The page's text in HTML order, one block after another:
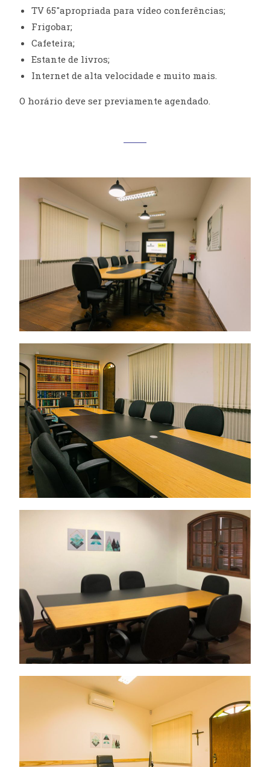
TV 65″apropriada para vídeo conferências;
Frigobar;
Cafeteira;
Estante de livros;
Internet de alta velocidade e muito mais.
O horário deve ser previamente agendado.